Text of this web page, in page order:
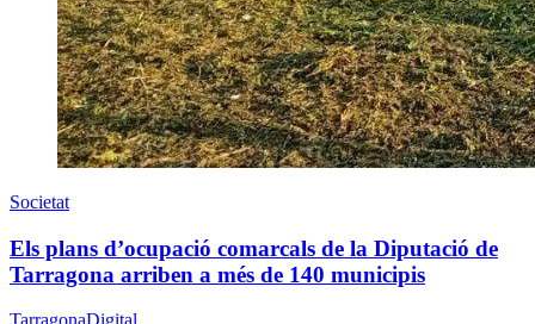
Societat
Els plans d’ocupació comarcals de la Diputació de
Tarragona arriben a més de 140 municipis